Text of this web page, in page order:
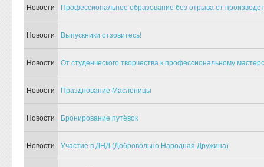
Новости Профессиональное образование без отрыва от
Новости Выпускники отзовитесь!
Новости От студенческого творчества к профессиональному
Новости Празднование Масленицы
Новости Бронирование путёвок
Новости Участие в ДНД (Добровольно Народная Дружина)